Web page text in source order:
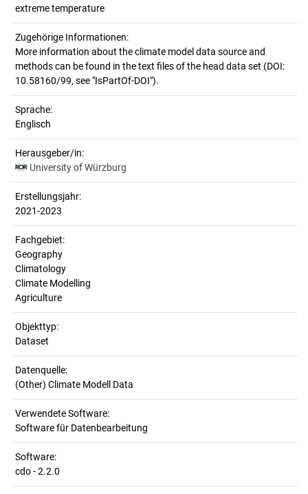
extreme temperature
Zugehörige Informationen:
More information about the climate model data source and
methods can be found in the text files of the head data set (DOI:
10.58160/99, see "IsPartOf-DOI").
Sprache:
Englisch
Herausgeber/in:
University of Würzburg
Erstellungsjahr:
2021-2023
Fachgebiet:
Geography
Climatology
Climate Modelling
Agriculture
Objekttyp:
Dataset
Datenquelle:
(Other) Climate Modell Data
Verwendete Software:
Software für Datenbearbeitung
Software:
cdo - 2.2.0